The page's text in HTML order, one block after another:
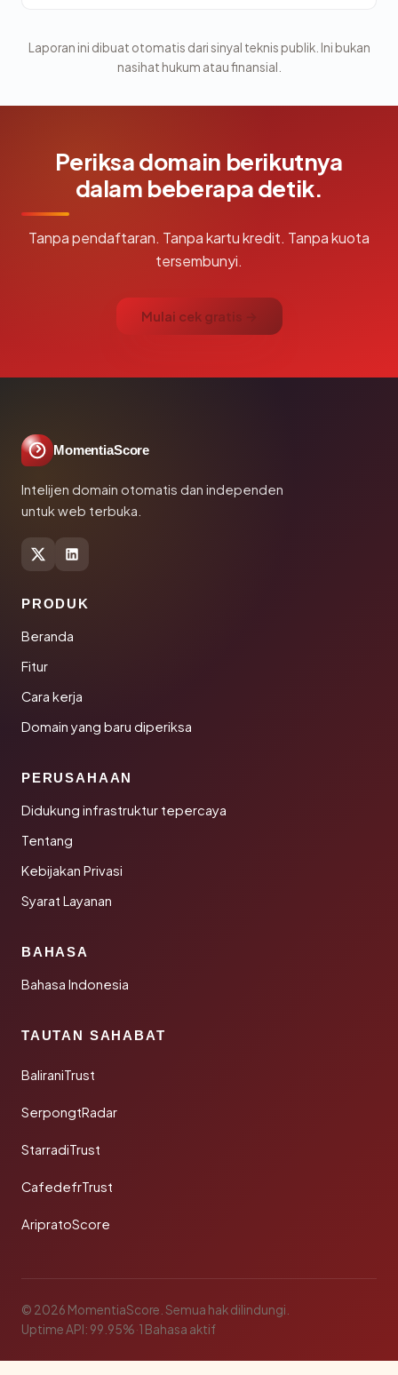
Laporan ini dibuat otomatis dari sinyal teknis publik. Ini bukan
nasihat hukum atau finansial.
Periksa domain berikutnya
dalam beberapa detik.
Tanpa pendaftaran. Tanpa kartu kredit. Tanpa kuota
tersembunyi.
Mulai cek gratis →
MomentiaScore
Intelijen domain otomatis dan independen
untuk web terbuka.
PRODUK
Beranda
Fitur
Cara kerja
Domain yang baru diperiksa
PERUSAHAAN
Didukung infrastruktur tepercaya
Tentang
Kebijakan Privasi
Syarat Layanan
BAHASA
Bahasa Indonesia
TAUTAN SAHABAT
BaliraniTrust
SerpongtRadar
StarradiTrust
CafedefrTrust
AripratoScore
© 2026 MomentiaScore. Semua hak dilindungi.
Uptime API: 99.95%·1 Bahasa aktif